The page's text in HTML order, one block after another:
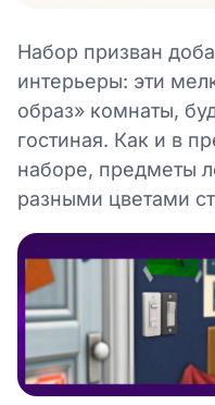
Набор призван
интерьеры: эти
образ» комнаты,
гостиная. Как и в
наборе, предметы
разными цветами